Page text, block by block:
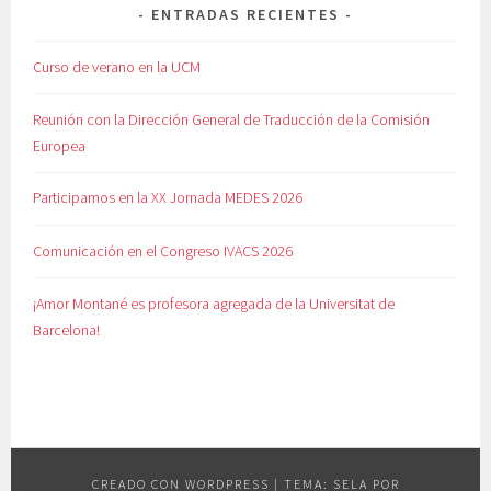
ENTRADAS RECIENTES
Curso de verano en la UCM
Reunión con la Dirección General de Traducción de la Comisión
Europea
Participamos en la XX Jornada MEDES 2026
Comunicación en el Congreso IVACS 2026
¡Amor Montané es profesora agregada de la Universitat de
Barcelona!
CREADO CON WORDPRESS | TEMA: SELA POR